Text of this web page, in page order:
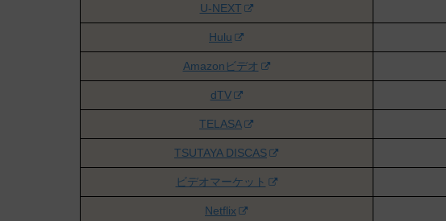
U-NEXT
Hulu
Amazonビデオ
dTV
TELASA
TSUTAYA DISCAS
ビデオマーケット
Netflix